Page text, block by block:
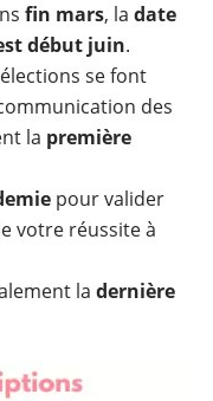
fin mars, la date
début juin.
se font
des
la première
pour valider
votre réussite à
la dernière